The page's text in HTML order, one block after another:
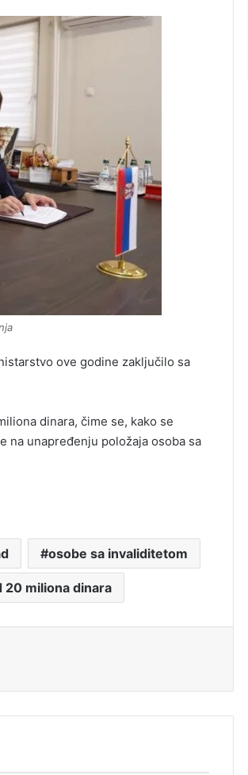
ove godine zaključilo sa
dinara, čime se, kako se
na unapređenju položaja osoba sa
osobe sa invaliditetom
20 miliona dinara